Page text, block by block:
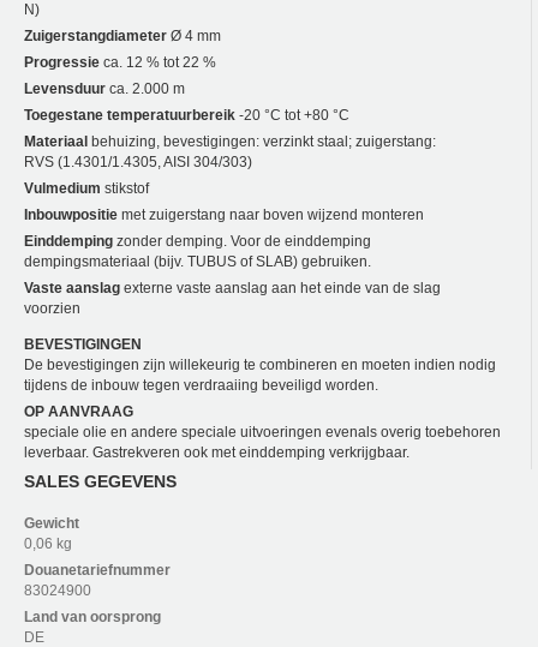
N)
Zuigerstangdiameter Ø 4 mm
Progressie ca. 12 % tot 22 %
Levensduur ca. 2.000 m
Toegestane temperatuurbereik -20 °C tot +80 °C
Materiaal behuizing, bevestigingen: verzinkt staal; zuigerstang:
RVS (1.4301/1.4305, AISI 304/303)
Vulmedium stikstof
Inbouwpositie met zuigerstang naar boven wijzend monteren
Einddemping zonder demping. Voor de einddemping
dempingsmateriaal (bijv. TUBUS of SLAB) gebruiken.
Vaste aanslag externe vaste aanslag aan het einde van de slag
voorzien
BEVESTIGINGEN
De bevestigingen zijn willekeurig te combineren en moeten indien nodig
tijdens de inbouw tegen verdraaiing beveiligd worden.
OP AANVRAAG
speciale olie en andere speciale uitvoeringen evenals overig toebehoren
leverbaar. Gastrekveren ook met einddemping verkrijgbaar.
SALES GEGEVENS
Gewicht
0,06 kg
Douanetariefnummer
83024900
Land van oorsprong
DE